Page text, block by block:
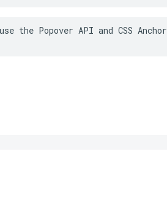
the Popover API and CSS Anchor